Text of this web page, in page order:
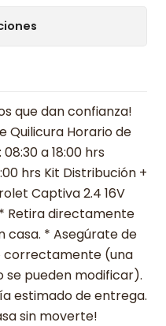
que dan confianza!
Quilicura Horario de
a 18:00 hrs
hrs Kit Distribución +
Captiva 2.4 16V
* Retira directamente
casa. * Asegúrate de
correctamente (una
se pueden modificar).
estimado de entrega.
sin moverte!